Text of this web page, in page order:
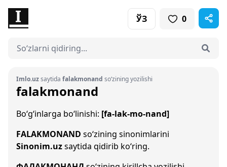
ЎЗ 0
Imlo.uzsaytida falakmonand so‘zining yozilishi
falakmonand
Bo‘g‘inlarga bo‘linishi: [fa-lak-mo-nand]
FALAKMONAND so‘zining sinonimlarini
Sinonim.uzsaytida qidirib ko‘ring.